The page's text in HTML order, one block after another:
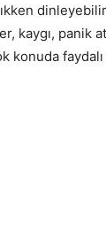
kaygı, panik
konuda faydalı